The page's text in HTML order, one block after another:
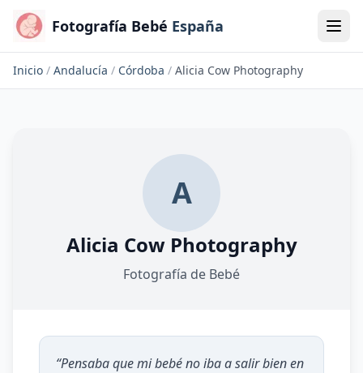
Fotografía Bebé España
Inicio / Andalucía / Córdoba / Alicia Cow Photography
A
Alicia Cow Photography
Fotografía de Bebé
“Pensaba que mi bebé no iba a salir bien en